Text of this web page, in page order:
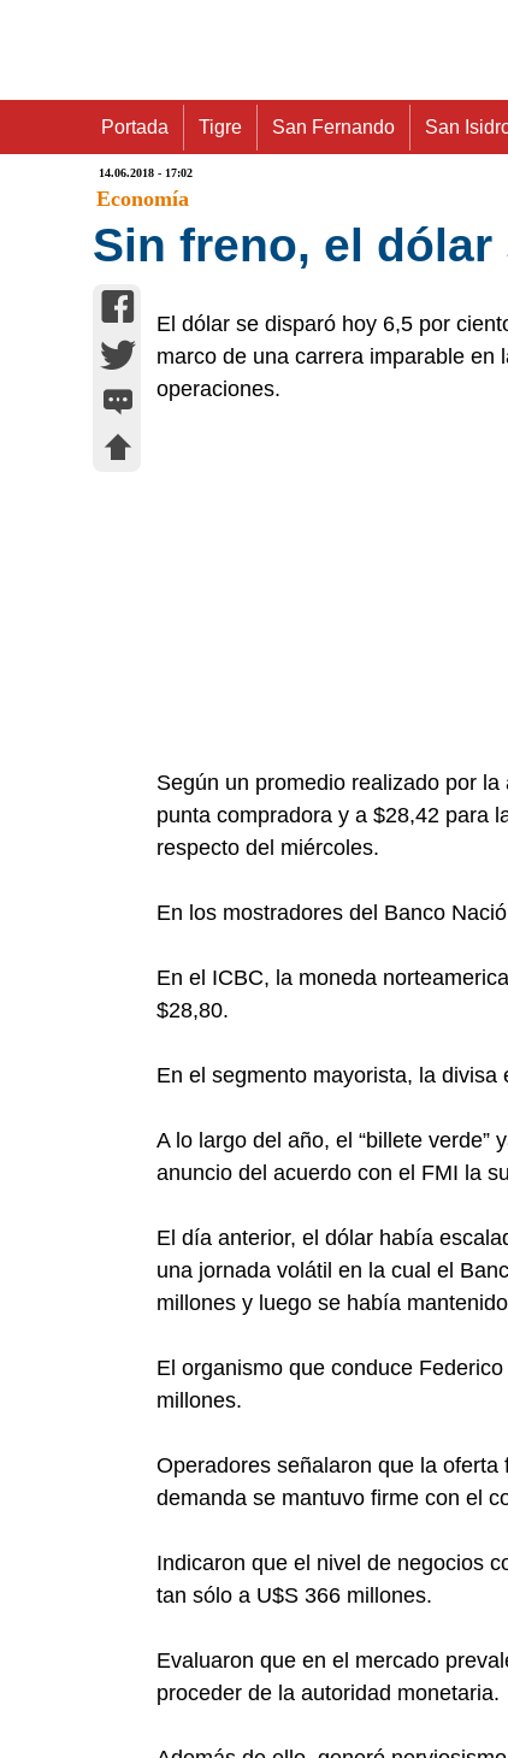
Portada Tigre San Fernando San
14.06.2018 - 17:02
Economía
Sin freno, el
El dólar se disparó hoy 6,5 por
marco de una carrera imparable en
operaciones.
Según un promedio realizado por
punta compradora y a $28,42 para
respecto del miércoles.
En los mostradores del Banco
En el ICBC, la moneda
$28,80.
En el segmento mayorista, la
A lo largo del año, el “billete verde”
anuncio del acuerdo con el FMI la
El día anterior, el dólar había
una jornada volátil en la cual el
millones y luego se había
El organismo que conduce
millones.
Operadores señalaron que la
demanda se mantuvo firme con el
Indicaron que el nivel de negocios
tan sólo a U$S 366 millones.
Evaluaron que en el mercado
proceder de la autoridad monetaria.